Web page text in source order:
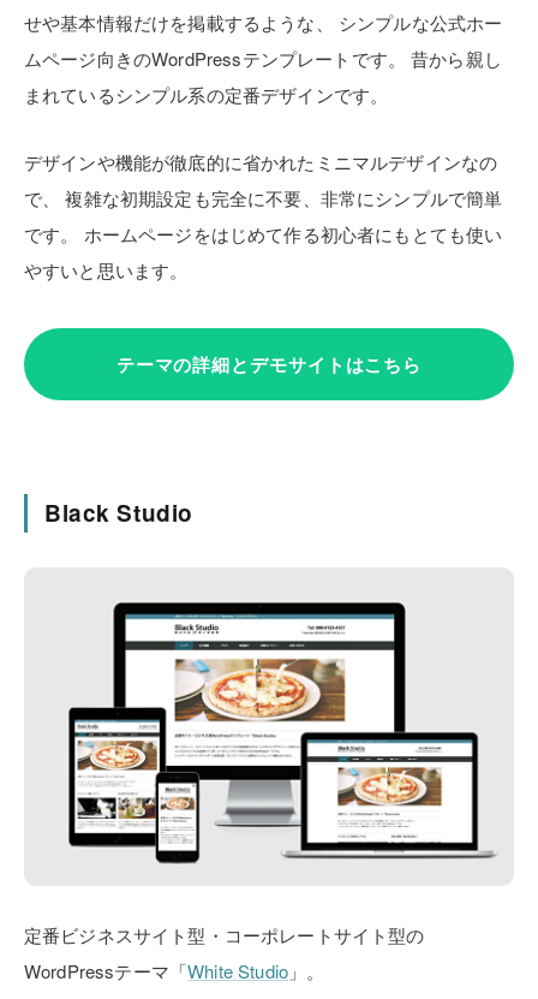
せや基本情報だけを掲載するような、
シンプルな公式ホー
ムページ向きのWordPressテンプレートです。
昔から親し
まれているシンプル系の定番デザインです。
デザインや機能が徹底的に省かれたミニマルデザインなの
で、
複雑な初期設定も完全に不要、非常にシンプルで簡単
です。
ホームページをはじめて作る初心者にもとても使い
やすいと思います。
テーマの詳細とデモサイトはこちら
Black Studio
定番ビジネスサイト型・コーポレートサイト型の
WordPressテーマ「White Studio 」。